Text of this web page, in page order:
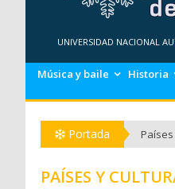
UNIVERSIDAD NACIONAL
Música y baile
Historia
Portada
PAÍSES Y